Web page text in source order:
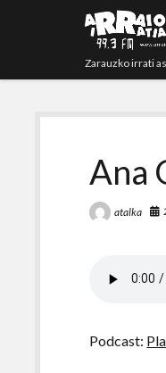
Zarauzko irrati
Ana
atalka
Podcast: